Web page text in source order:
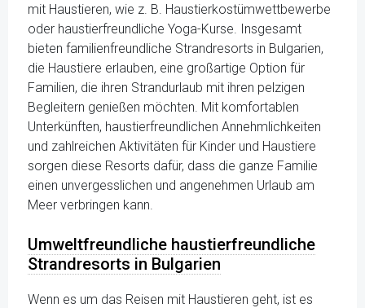
mit Haustieren, wie z. B. Haustierkostümwettbewerbe
oder haustierfreundliche Yoga-Kurse. Insgesamt
bieten familienfreundliche Strandresorts in Bulgarien,
die Haustiere erlauben, eine großartige Option für
Familien, die ihren Strandurlaub mit ihren pelzigen
Begleitern genießen möchten. Mit komfortablen
Unterkünften, haustierfreundlichen Annehmlichkeiten
und zahlreichen Aktivitäten für Kinder und Haustiere
sorgen diese Resorts dafür, dass die ganze Familie
einen unvergesslichen und angenehmen Urlaub am
Meer verbringen kann.
Umweltfreundliche haustierfreundliche
Strandresorts in Bulgarien
Wenn es um das Reisen mit Haustieren geht, ist es